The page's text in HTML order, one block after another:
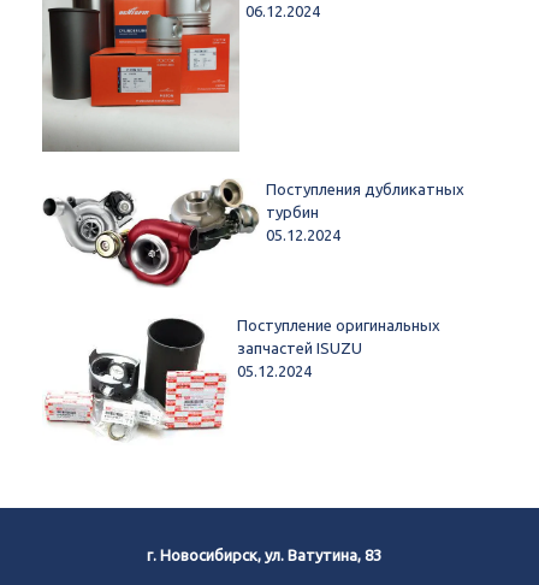
06.12.2024
Поступления дубликатных
турбин
05.12.2024
Поступление оригинальных
запчастей ISUZU
05.12.2024
г. Новосибирск, ул. Ватутина, 83